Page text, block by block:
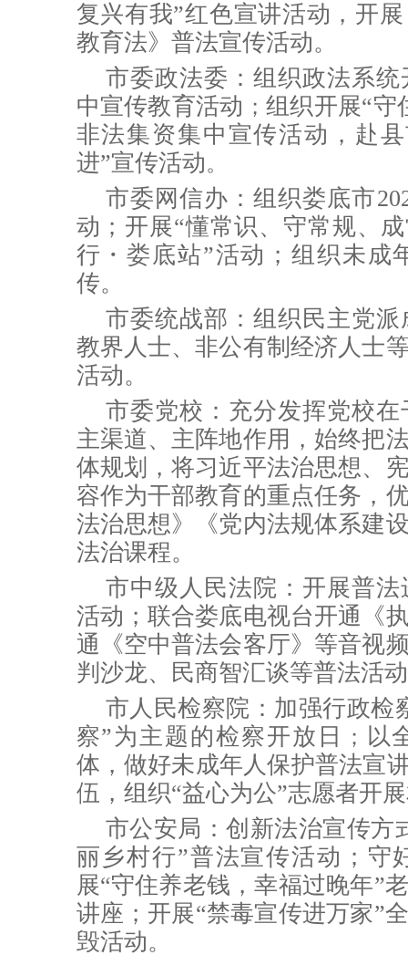
复兴有我”红色宣讲活动，开
教育法》普法宣传活动。
市委政法委：组织政法系
中宣传教育活动 ； 组织开展“守
非法集资集中宣传活动，赴
进”宣传活动。
市委网信办：组织娄底市
动 ； 开展“懂常识、守常规、
行・娄底站”活动 ；组织未成
传。
市委统战部： 组织民主党
教界人士、非公有制经济人士
活动。
市委党校：充分发挥党校
主渠道、主阵地作用，始终把
体规划，将习近平法治思想、
容作为干部教育的重点任务，
法治思想》《党内法规体系建
法治课程。
市中级人民法院：开展普
活动；联合娄底电视台开通《
通《空中普法会客厅》等音视
判沙龙、民商智汇谈等普法活
市人民检察院： 加强行政检
察”为主题的检察开放日
； 以
体，做好未成年人保护普法宣
伍，组织“益心为公”志愿者开
市公安局： 创新法治宣传方
丽乡村行”普法宣传活动；守
展“守住养老钱，幸福过晚年”
讲座；开展“禁毒宣传进万家”
毁活动。